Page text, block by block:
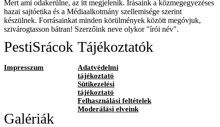
Mert ami odakerülne, az itt megjelenik. Írásaink a közmegegyezéses
hazai sajtóetika és a Médiaalkotmány szellemisége szerint
készülnek. Forrásainkat minden körülmények között megóvjuk,
szivárogtasson bátran! Szerzőink neve olykor "írói név".
PestiSrácok
Impresszum
Tájékoztatók
Adatvédelmi
tájékoztató
Sütikezelési
tájékoztató
Felhasználási feltételek
Moderálási elveink
Galériák